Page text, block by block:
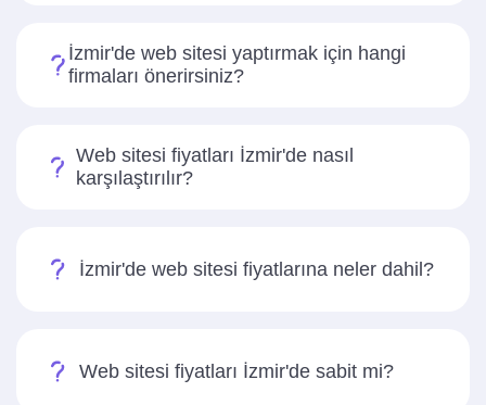
İzmir'de web sitesi yaptırmak için hangi
firmaları önerirsiniz?
Web sitesi fiyatları İzmir'de nasıl
karşılaştırılır?
İzmir'de web sitesi fiyatlarına neler dahil?
Web sitesi fiyatları İzmir'de sabit mi?